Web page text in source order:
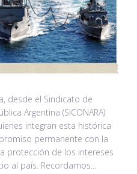
desde el Sindicato de
Argentina (SICONARA)
integran esta histórica
permanente con la
protección de los intereses
al país. Recordamos...